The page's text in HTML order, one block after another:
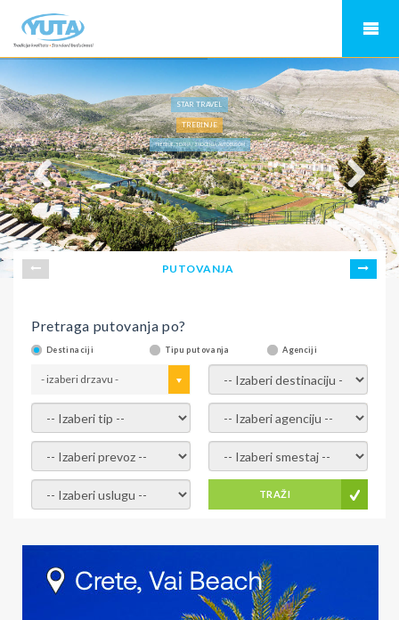
STAR TRAVEL
TREBINJE
TREBINJE, 5 DANA / 3 NOĆENJA, AUTOBUSOM
PUTOVANJA
Pretraga putovanja po?
Destinaciji Tipu putovanja Agenciji
- izaberi drzavu - - izaberi destinaciju -
- izaberi tip - - izaberi agenciju -
- izaberi prevoz - - Izaberite smestaj -
- Izaberite uslugu - TRAŽI